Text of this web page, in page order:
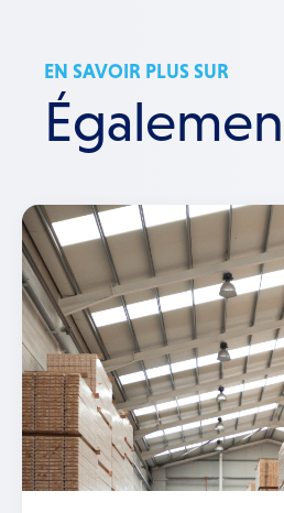
EN SAVOIR PLUS SUR